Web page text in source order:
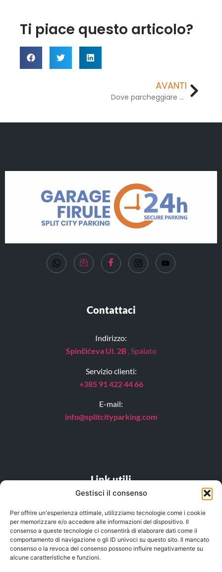
Gestisci il consenso
Per offrire un'esperienza ottimale, utilizziamo tecnologie come i cookie
per memorizzare e/o accedere alle informazioni del dispositivo. Il
consenso a queste tecnologie ci consentirà di elaborare dati come il
comportamento di navigazione o gli ID univoci su questo sito. Il mancato
consenso o la revoca del consenso possono influire negativamente su
alcune caratteristiche e funzioni.
Ti piace questo articolo?
AVANTI
Dove parcheggiare a Spalato, in Croazia?
Contattaci
Indirizzo:
Spinčićeva Ul. 2B , Spalato
Servizio clienti:
+385 91 422 44 66
E-mail:
info@splitcityparking.com
Link utili
Listino prezzi
Posizione